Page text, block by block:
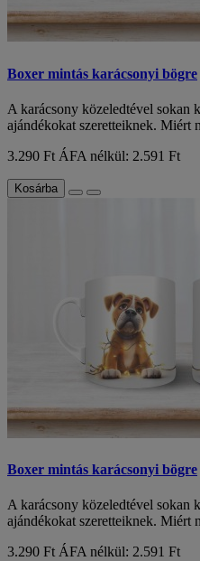
Boxer mintás karácsonyi bögre
A karácsony közeledtével sokan
ajándékokat szeretteiknek. Miért
3.290 Ft ÁFA nélkül: 2.591 Ft
Kosárba
Boxer mintás karácsonyi bögre
A karácsony közeledtével sokan
ajándékokat szeretteiknek. Miért
3.290 Ft ÁFA nélkül: 2.591 Ft